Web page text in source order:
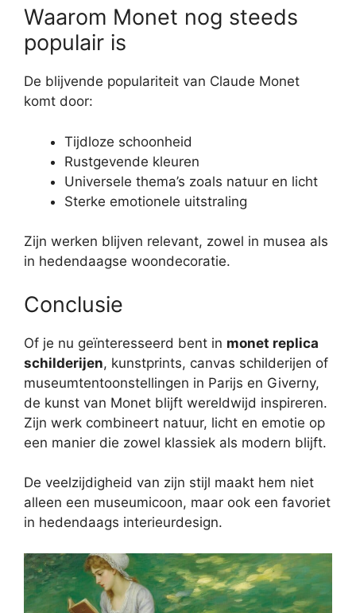
Waarom Monet nog steeds
populair is
De blijvende populariteit van Claude Monet
komt door:
Tijdloze schoonheid
Rustgevende kleuren
Universele thema’s zoals natuur en licht
Sterke emotionele uitstraling
Zijn werken blijven relevant, zowel in musea als
in hedendaagse woondecoratie.
Conclusie
Of je nu geïnteresseerd bent in monet replica
schilderijen, kunstprints, canvas schilderijen of
museumtentoonstellingen in Parijs en Giverny,
de kunst van Monet blijft wereldwijd inspireren.
Zijn werk combineert natuur, licht en emotie op
een manier die zowel klassiek als modern blijft.
De veelzijdigheid van zijn stijl maakt hem niet
alleen een museumicoon, maar ook een favoriet
in hedendaags interieurdesign.